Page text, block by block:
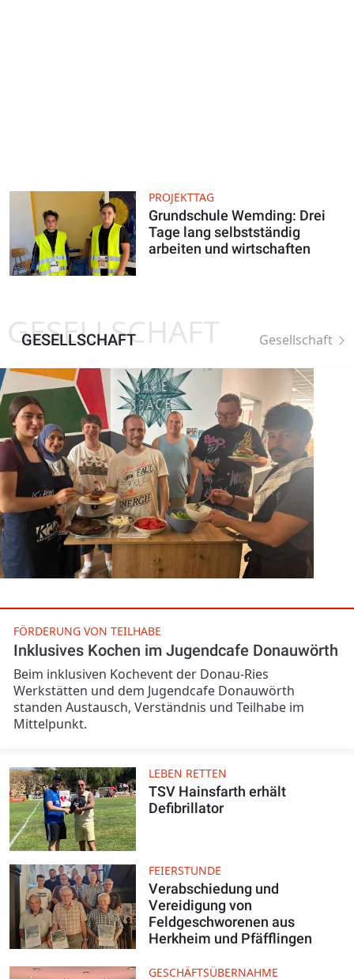
PROJEKTTAG
Grundschule Wemding: Drei
Tage lang selbstständig
arbeiten und wirtschaften
GESELLSCHAFT
GESELLSCHAFT Gesellschaft
FÖRDERUNG VON TEILHABE
Inklusives Kochen im Jugendcafe Donauwörth
Beim inklusiven Kochevent der Donau-Ries
Werkstätten und dem Jugendcafe Donauwörth
standen Austausch, Verständnis und Teilhabe im
Mittelpunkt.
LEBEN RETTEN
TSV Hainsfarth erhält
Defibrillator
FEIERSTUNDE
Verabschiedung und
Vereidigung von
Feldgeschworenen aus
Herkheim und Pfäfflingen
GESCHÄFTSÜBERNAHME